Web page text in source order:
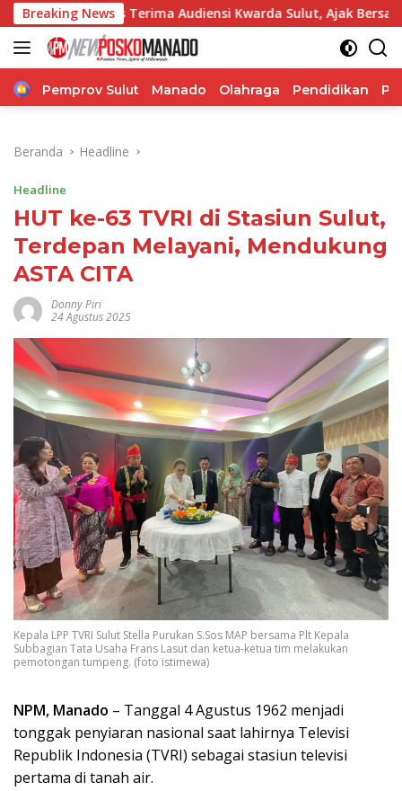
Langsung
ke
konten
Breaking News
Terima Audiensi Kwarda Sulut, Ajak Bersatu Bersama
Home
Pemprov Sulut Manado Olahraga Pendidikan
Beranda Headline
Headline
HUT ke-63 TVRI di Stasiun Sulut,
Terdepan Melayani, Mendukung
ASTA CITA
Donny Piri
24 Agustus 2025
Kepala LPP TVRI Sulut Stella Purukan S.Sos MAP bersama Plt Kepala
Subbagian Tata Usaha Frans Lasut dan ketua-ketua tim melakukan
pemotongan tumpeng. (foto istimewa)
NPM, Manado – Tanggal 4 Agustus 1962 menjadi
tonggak penyiaran nasional saat lahirnya Televisi
Republik Indonesia (TVRI) sebagai stasiun televisi
pertama di tanah air.